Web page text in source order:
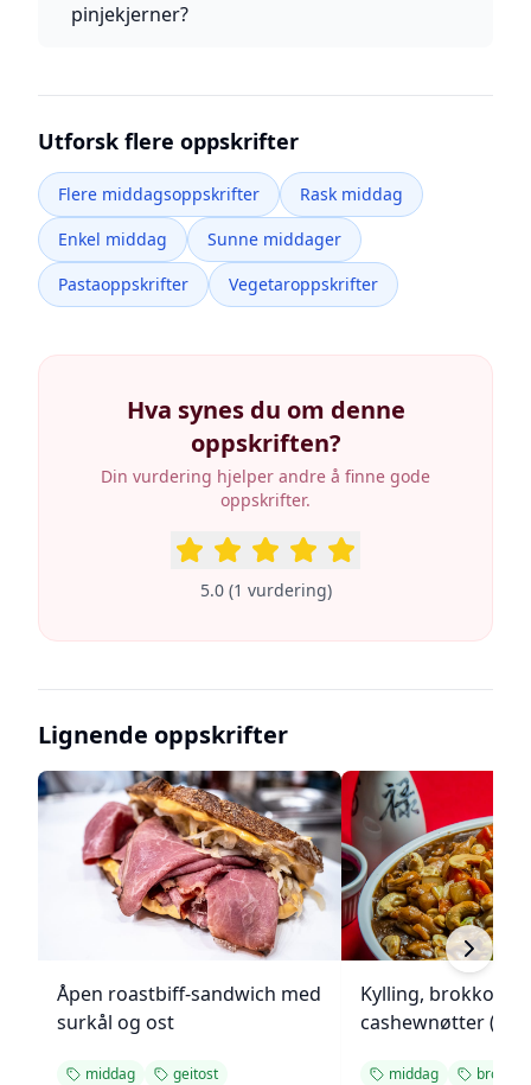
pinjekjerner?
Utforsk flere oppskrifter
Flere middagsoppskrifter
Rask middag
Enkel middag
Sunne middager
Pastaoppskrifter
Vegetaroppskrifter
Hva synes du om denne
oppskriften?
Din vurdering hjelper andre å finne gode
oppskrifter.
5.0(1 vurdering)
Lignende oppskrifter
Åpen roastbiff-sandwich med
surkål og ost
middag geitost
Kylling, brokkoli og
cashewnøtter
middag brokkoli